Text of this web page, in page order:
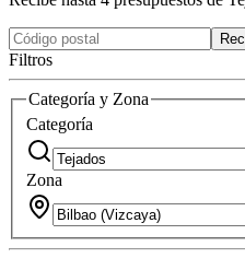
Filtros
Categoría y Zona
Categoría
Zona